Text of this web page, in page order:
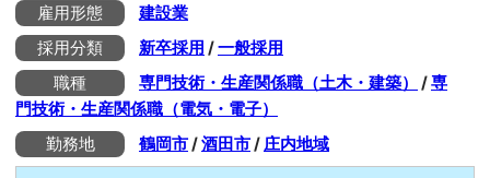
雇用形態
建設業
採用分類
新卒採用 /一般採用
職種
専門技術・生産関係職（土木・建築） /専
門技術・生産関係職（電気・電子）
勤務地
鶴岡市/酒田市/庄内地域